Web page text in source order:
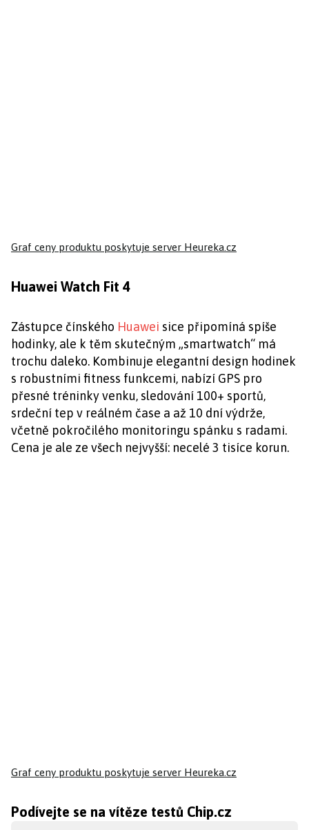
Graf ceny produktu poskytuje server Heureka.cz
Huawei Watch Fit 4
Zástupce čínského Huawei sice připomíná spíše
hodinky, ale k těm skutečným „smartwatch“ má
trochu daleko. Kombinuje elegantní design hodinek
s robustními fitness funkcemi, nabízí GPS pro
přesné tréninky venku, sledování 100+ sportů,
srdeční tep v reálném čase a až 10 dní výdrže,
včetně pokročilého monitoringu spánku s radami.
Cena je ale ze všech nejvyšší: necelé 3 tisíce korun.
Graf ceny produktu poskytuje server Heureka.cz
Podívejte se na vítěze testů Chip.cz